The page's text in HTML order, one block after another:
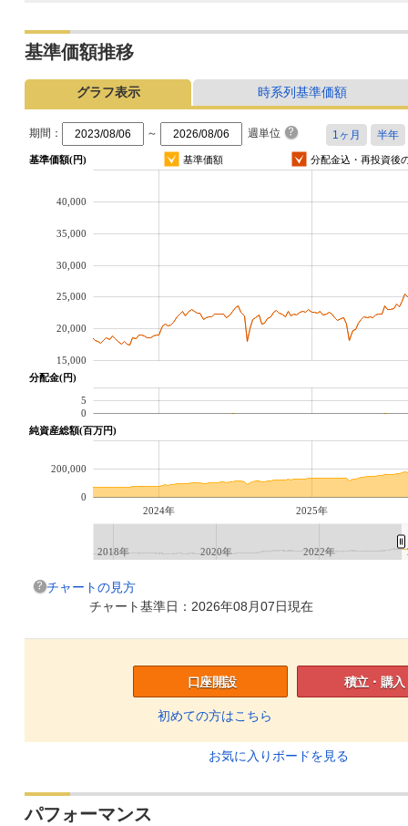
基準価額推移
グラフ表示 時系列基準価額
期間： ～ 週単位
基準価額(円) 基準価額 分配金込・再投資後
15,000
20,000
25,000
30,000
35,000
40,000
分配金(円)
0
5
純資産総額(百万円)
2024年 2025年
0
200,000
2018年 2020年 2022年
チャートの見方
チャート基準日：2026年08月07日現在
口座開設
初めての方はこちら
積立・購入
お気に入りボードを見る
パフォーマンス